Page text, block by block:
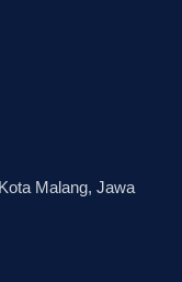
Malang, Jawa